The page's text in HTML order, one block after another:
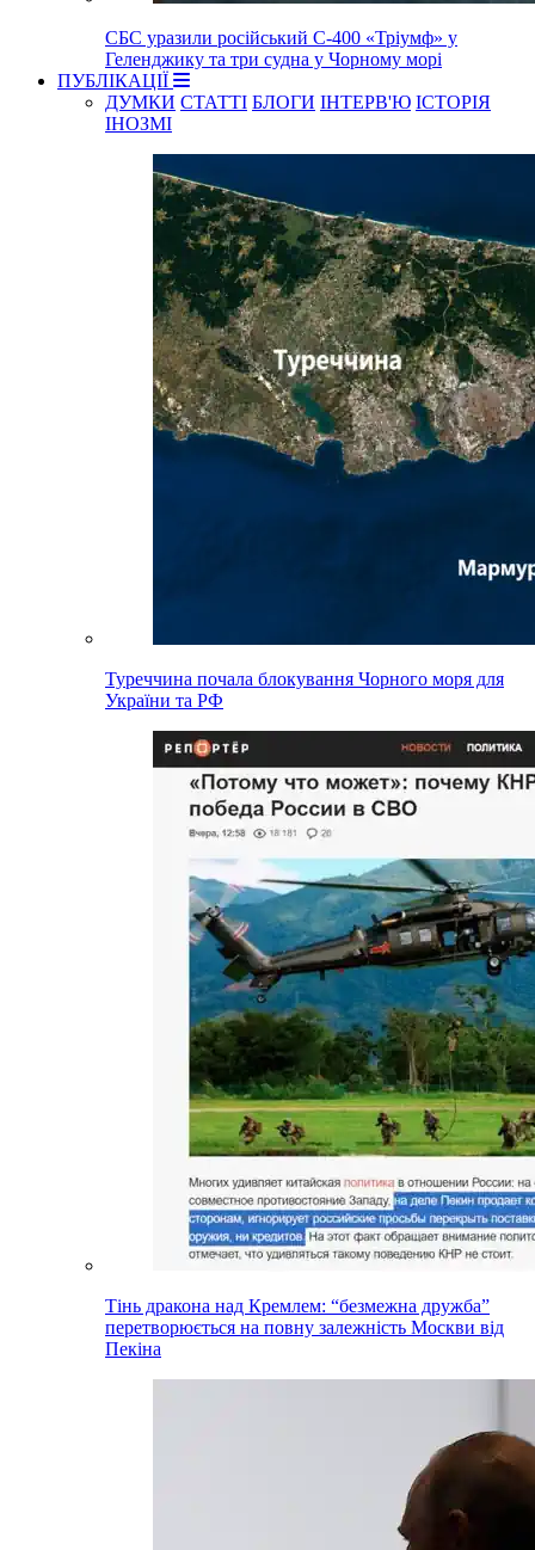
СБС уразили російський С-400 «Тріумф» у
Геленджику та три судна у Чорному морі
ПУБЛІКАЦІЇ
ДУМКИ СТАТТІ БЛОГИ ІНТЕРВ'Ю ІСТОРІЯ
ІНОЗМІ
Туреччина почала блокування Чорного моря для
України та РФ
Тінь дракона над Кремлем: “безмежна дружба”
перетворюється на повну залежність Москви від
Пекіна